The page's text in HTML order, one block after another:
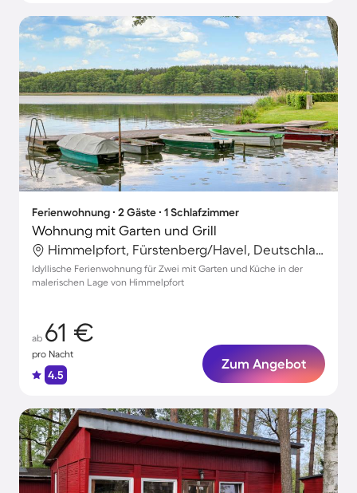
Ferienwohnung ∙ 2 Gäste ∙ 1 Schlafzimmer
Wohnung mit Garten und Grill
Himmelpfort, Fürstenberg/Havel, Deutschland
Idyllische Ferienwohnung für Zwei mit Garten und Küche in der
malerischen Lage von Himmelpfort
ab 61 €
pro Nacht
4.5
Zum Angebot